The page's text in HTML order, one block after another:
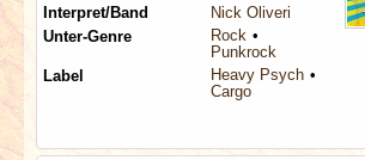
Interpret/Band
Nick Oliveri
Unter-Genre
Rock
Punkrock
Label
Heavy Psych
Cargo